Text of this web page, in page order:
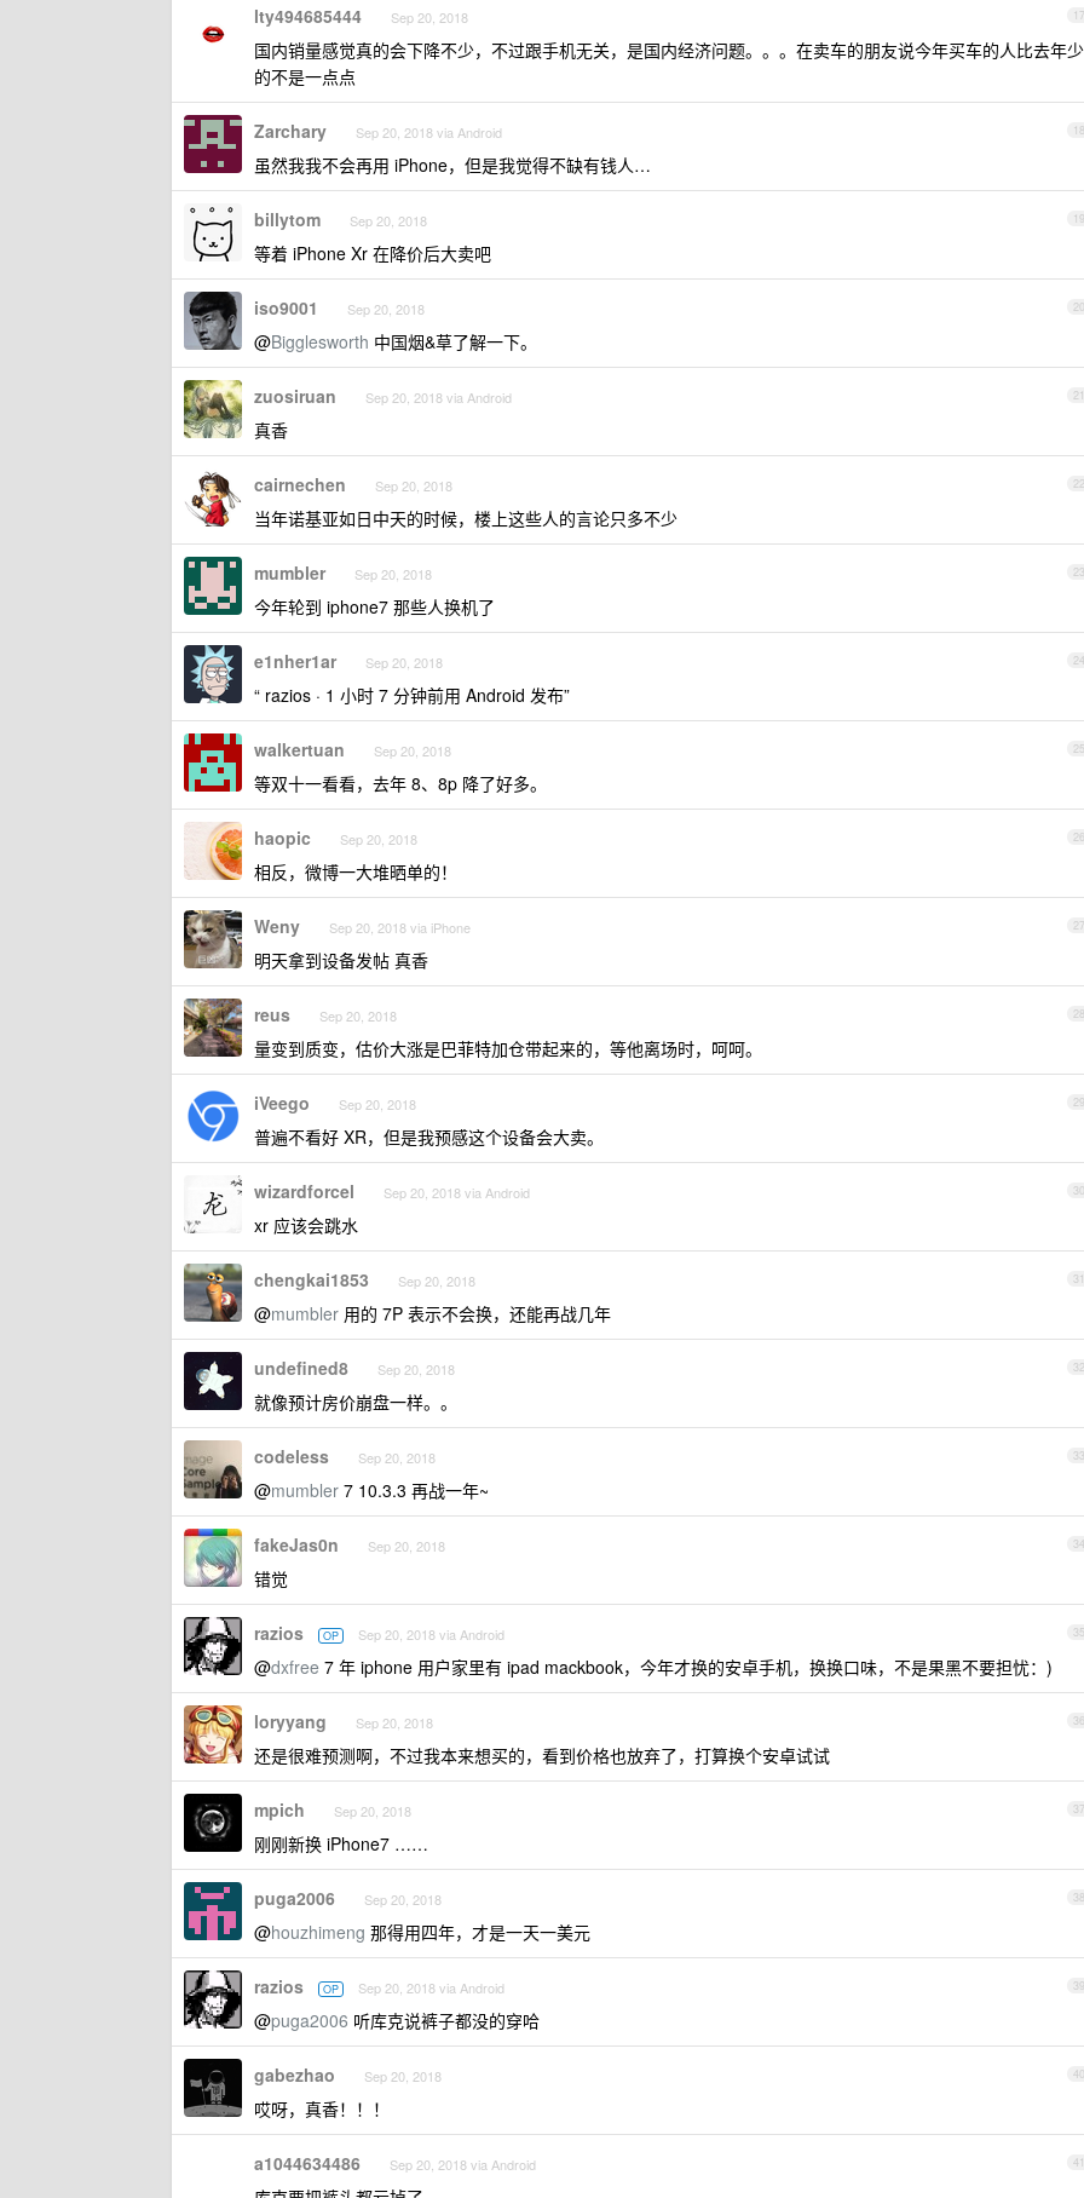
17
lty494685444 Sep 20, 2018
国内销量感觉真的会下降不少，不过跟手机无关，是国内经济问题。。。在卖车的朋友说今年买车的人比去年少
的不是一点点
18
Zarchary Sep 20, 2018 via Android
虽然我我不会再用 iPhone，但是我觉得不缺有钱人…
19
billytom Sep 20, 2018
等着 iPhone Xr 在降价后大卖吧
20
iso9001 Sep 20, 2018
@Bigglesworth 中国烟&草了解一下。
21
zuosiruan Sep 20, 2018 via Android
真香
22
cairnechen Sep 20, 2018
当年诺基亚如日中天的时候，楼上这些人的言论只多不少
23
mumbler Sep 20, 2018
今年轮到 iphone7 那些人换机了
24
e1nher1ar Sep 20, 2018
“ razios · 1 小时 7 分钟前用 Android 发布”
25
walkertuan Sep 20, 2018
等双十一看看，去年 8、8p 降了好多。
26
haopic Sep 20, 2018
相反，微博一大堆晒单的！
27
Weny Sep 20, 2018 via iPhone
明天拿到设备发帖 真香
28
reus Sep 20, 2018
量变到质变，估价大涨是巴菲特加仓带起来的，等他离场时，呵呵。
29
iVeego Sep 20, 2018
普遍不看好 XR，但是我预感这个设备会大卖。
30
wizardforcel Sep 20, 2018 via Android
xr 应该会跳水
31
chengkai1853 Sep 20, 2018
@mumbler 用的 7P 表示不会换，还能再战几年
32
undefined8 Sep 20, 2018
就像预计房价崩盘一样。。
33
codeless Sep 20, 2018
@mumbler 7 10.3.3 再战一年~
34
fakeJas0n Sep 20, 2018
错觉
35
razios OP Sep 20, 2018 via Android
@dxfree 7 年 iphone 用户家里有 ipad mackbook，今年才换的安卓手机，换换口味，不是果黑不要担忧：)
36
loryyang Sep 20, 2018
还是很难预测啊，不过我本来想买的，看到价格也放弃了，打算换个安卓试试
37
mpich Sep 20, 2018
刚刚新换 iPhone7 ……
38
puga2006 Sep 20, 2018
@houzhimeng 那得用四年，才是一天一美元
39
razios OP Sep 20, 2018 via Android
@puga2006 听库克说裤子都没的穿哈
40
gabezhao Sep 20, 2018
哎呀，真香！！！
41
a1044634486 Sep 20, 2018 via Android